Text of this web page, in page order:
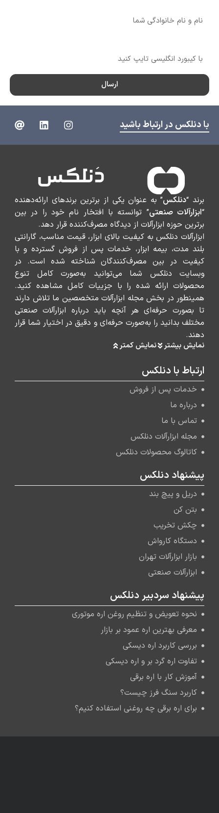
ارسال
با دنلکس در ارتباط باشید
برند “دنلکس” به عنوان یکی از برترین برندهای ارائه‌دهنده
“ابزارآلات صنعتی” توانسته با افتخار نام خود را در بین
برترین حوزه ابزارآلات از دیدگاه مصرف‌کننده قرار دهد.
ابزارآلات دنلکس به کیفیت بالای ابزار، قیمت مناسب، گارانتی
بلند مدت، بیمه ابزار، خدمات پس از فروش گسترده و با
کیفیت در بین مصرف‌کنندگان شناخته شده است. در
وبسایت دنلکس شما می‌توانید به‌صورت کامل تنوع
محصولات ارائه شده را با جزییات کامل مشاهده کنید.
همینطور در بخش مجله ابزارآلات متخصصین ما تلاش دارند
تا بصورت حرفه‌ای هر آنچه باید درباره ابزارآلات صنعتی
مختلف بدانید را به‌صورت حرفه‌ای و دقیق در اختیار شما قرار
دهند.
نمایش بیشتر نمایش کمتر
ارتباط با دنلکس
خدمات پس از فروش
درباره ما
تماس با ما
مجله ابزارآلات دنلکس
کاتالوگ محصولات دنلکس
پیشنهاد دنلکس
دریل و پیچ بند
بتن کن
چکش تخریب
دستگاه کارواش
بازار ابزارآلات تهران
ابزارآلات صنعتی
پیشنهاد سردبیر دنلکس
نحوه تعویض و تنظیم روغن اره موتوری
معرفی بهترین اره عمود بر بازار
بررسی کاربرد اره دیسکی
تفاوت اره گرد بر و اره دیسکی
آموزش کار با اره برقی
کاربرد سنگ فرز چیست؟
برای اره برقی چه روغنی استفاده کنیم؟